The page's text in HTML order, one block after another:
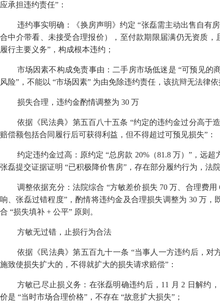
应承担违约责任” ：
违约事实明确：《换房声明》约定 “张磊需主动出售自有
合中介带看、未接受合理报价），至付款期限届满仍无资质，
履行主要义务” ，构成根本违约；
市场因素不构成免责事由：二手房市场低迷是 “可预见的
风险” ，不能以 “市场因素” 为由免除违约责任，该抗辩无法律
损失合理，违约金酌情调整为 30 万
依据《民法典》第五百八十五条 “约定的违约金过分高于
赔偿额包括合同履行后可获得利益，但不得超过可预见损失” ：
约定违约金过高：原约定 “总房款 20%（81.8 万） ”，远超
张磊提交证据证明 “已积极降价售房” ，存在部分履约行为，法
调整依据充分：法院综合 “方敏差价损失 70万、合理费用
响、张磊过错程度”，酌情将违约金及合理损失调整为 30 万，
合 “损失填补 + 公平” 原则。
方敏无过错，止损行为合法
依据《民法典》第五百九十一条 “当事人一方违约后，对
施致使损失扩大的，不得就扩大的损失请求赔偿” ：
方敏已尽止损义务：在张磊明确违约后， 11 月 2 日解约，
价是 “当时市场合理价格” ，不存在 “故意扩大损失” ；